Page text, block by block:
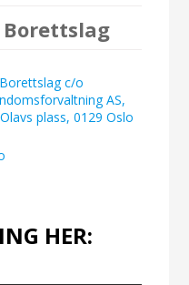
Borettslag
c/o
AS,
plass, 0129 Oslo
HER: